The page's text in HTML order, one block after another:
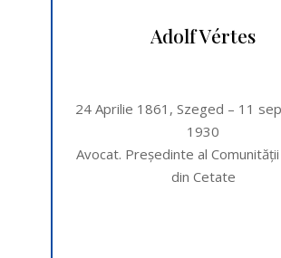
Adolf Vértes
24 Aprilie 1861, Szeged – 11
1930
Avocat. Preşedinte al
din Cetate